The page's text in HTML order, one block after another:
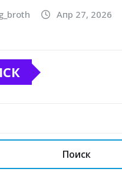
Апр 27, 2026
Поиск